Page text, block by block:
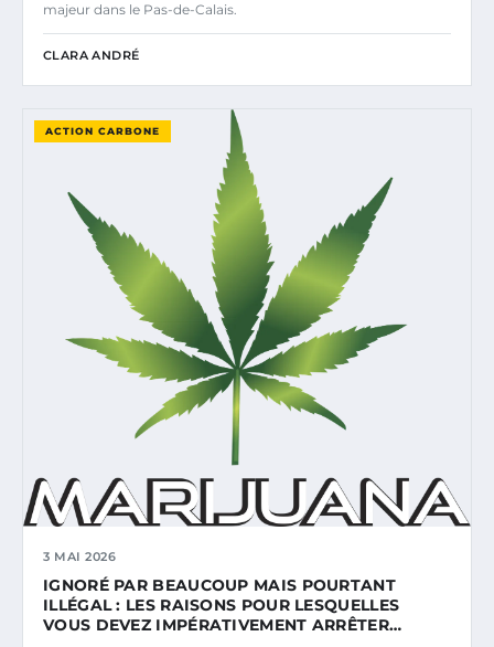
majeur dans le Pas-de-Calais.
CLARA ANDRÉ
ACTION CARBONE
3 MAI 2026
IGNORÉ PAR BEAUCOUP MAIS POURTANT
ILLÉGAL : LES RAISONS POUR LESQUELLES
VOUS DEVEZ IMPÉRATIVEMENT ARRÊTER…